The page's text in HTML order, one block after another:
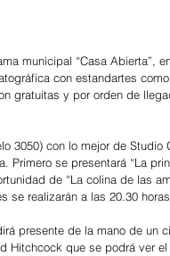
municipal “Casa Abierta”,
con estandartes
gratuitas y por orden de
3050) con lo mejor de
se presentará “La
de “La colina de las
se realizarán a las 20.30
presente de la mano de un
Hitchcock que se podrá ver